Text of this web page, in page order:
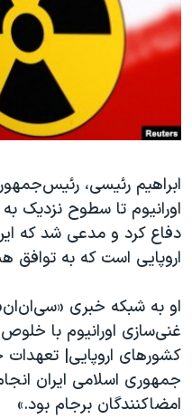
فرهنگ و زندگی
حقوق شهروندی
اقتصادی
علم و فناوری
گالری عکس
آرشیو پخش زنده
مستندها
انتخابات ریاست جمهوری آمریکا
حمله جمهوری اسلامی به
اعتراضات زن، زندگی، آزادی
مجموعه مستندهای دادخواهی
تریبونال مردمی آبان ۹۸
چهل سال گروگان‌گیری
قانون شفافیت دارائی کادر
اعتراضات مردمی آبان ۹۸
اسرائیل در جنگ
دنبال کنید
زبانهای مختلف
ابراهیم رئیسی،
اورانیوم تا سطوح نزدیک
دفاع کرد و مدعی شد که
اروپایی است که به توافق
او به شبکه خبری
کشورهای اروپایی| تعهدات
جمهوری اسلامی ایران
امضاکنندگان برجام بود.»